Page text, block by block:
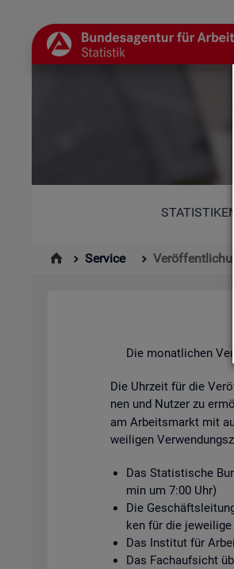
STATISTIKEN
Service
Die mo­nat­li­chen
Die Uhr­zeit für die
nen und Nut­zer zu
am Ar­beits­markt mit
wei­li­gen
Das Sta­tis­ti­sche
min um 7:00 Uhr)
Die
ken für die
Das In­sti­tut für
Das Fach­auf­sicht